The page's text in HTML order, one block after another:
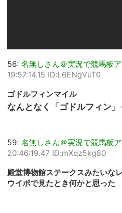
56: 名無しさん＠実況で競馬板ア
19:57:14.15 ID:L6ENgVuT0
ゴドルフィンマイル
なんとなく「ゴドルフィン
59: 名無しさん＠実況で競馬板ア
20:46:19.47 ID:mXqz5kg80
殿堂博物館ステークスみたいな
ウイポで見たとき何かと思った